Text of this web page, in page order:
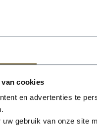
cookies
en advertenties te
gebruik van onze site
Schoonmaken
ruw gehamerde
afdichting van